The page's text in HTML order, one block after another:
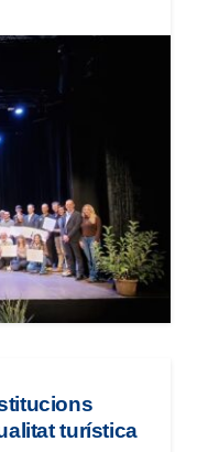
turística